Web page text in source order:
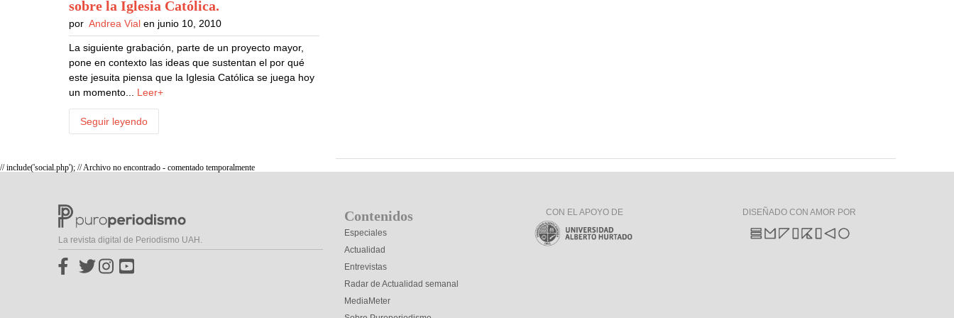
sobre la Iglesia Católica.
porAndrea Vial en junio 10, 2010
La siguiente grabación, parte de un proyecto mayor,
pone en contexto las ideas que sustentan el por qué
este jesuita piensa que la Iglesia Católica se juega hoy
un momento... Leer+
Seguir leyendo
// include('social.php'); // Archivo no encontrado - comentado temporalmente
La revista digital de Periodismo UAH.
Contenidos
Especiales
Actualidad
Entrevistas
Radar de Actualidad semanal
MediaMeter
CON EL APOYO DE DISEÑADO CON AMOR POR